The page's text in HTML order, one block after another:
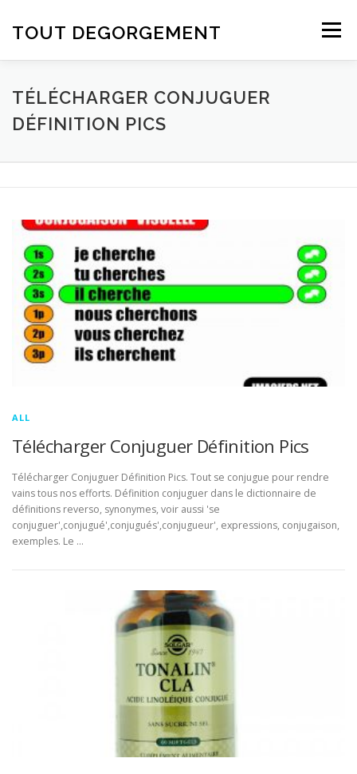
TOUT DEGORGEMENT Menu
TÉLÉCHARGER CONJUGUER
DÉFINITION PICS
ALL
Télécharger Conjuguer Définition Pics
Télécharger Conjuguer Définition Pics. Tout se conjugue pour rendre
vains tous nos efforts. Définition conjuguer dans le dictionnaire de
définitions reverso, synonymes, voir aussi 'se
conjuguer',conjugué',conjugués',conjugueur', expressions, conjugaison,
exemples. Le …